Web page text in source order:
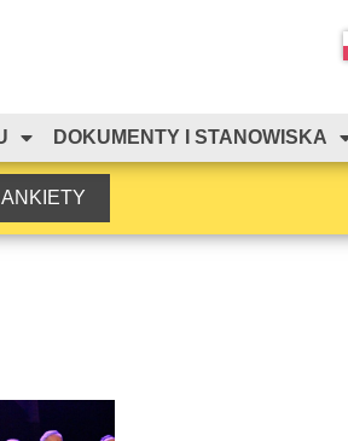
DOKUMENTY I STANOWISKA